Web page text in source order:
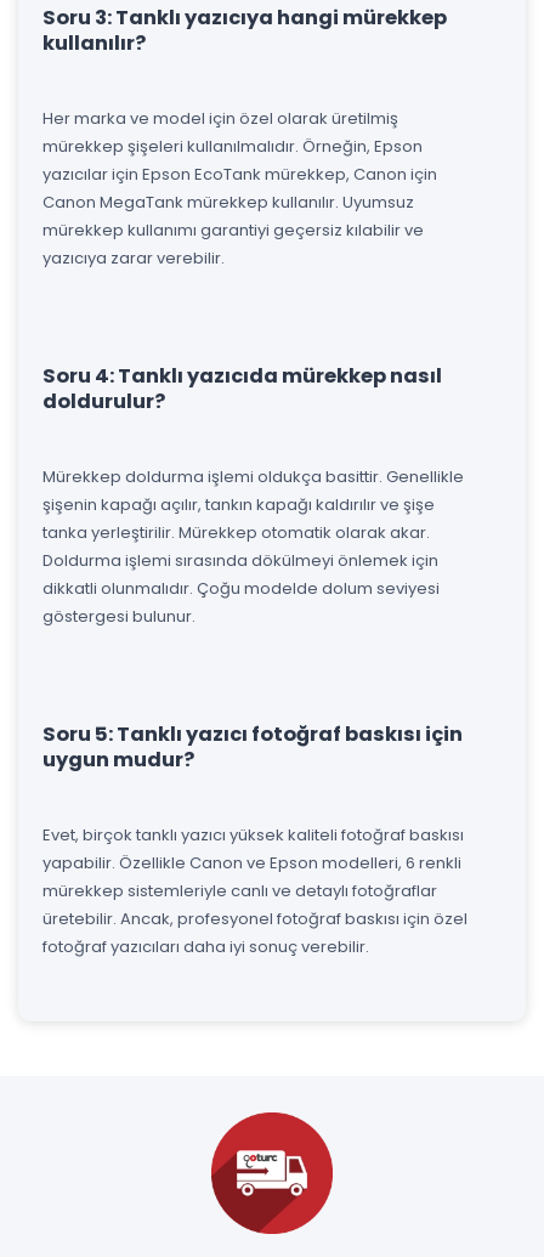
Soru 3: Tanklı yazıcıya hangi mürekkep
kullanılır?
Her marka ve model için özel olarak üretilmiş
mürekkep şişeleri kullanılmalıdır. Örneğin, Epson
yazıcılar için Epson EcoTank mürekkep, Canon için
Canon MegaTank mürekkep kullanılır. Uyumsuz
mürekkep kullanımı garantiyi geçersiz kılabilir ve
yazıcıya zarar verebilir.
Soru 4: Tanklı yazıcıda mürekkep nasıl
doldurulur?
Mürekkep doldurma işlemi oldukça basittir. Genellikle
şişenin kapağı açılır, tankın kapağı kaldırılır ve şişe
tanka yerleştirilir. Mürekkep otomatik olarak akar.
Doldurma işlemi sırasında dökülmeyi önlemek için
dikkatli olunmalıdır. Çoğu modelde dolum seviyesi
göstergesi bulunur.
Soru 5: Tanklı yazıcı fotoğraf baskısı için
uygun mudur?
Evet, birçok tanklı yazıcı yüksek kaliteli fotoğraf baskısı
yapabilir. Özellikle Canon ve Epson modelleri, 6 renkli
mürekkep sistemleriyle canlı ve detaylı fotoğraflar
üretebilir. Ancak, profesyonel fotoğraf baskısı için özel
fotoğraf yazıcıları daha iyi sonuç verebilir.